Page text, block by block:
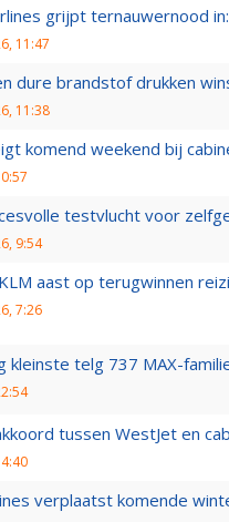
grijpt ternauwernood
11:47
dure brandstof drukken
11:38
komend weekend bij
testvlucht voor
9:54
aast op terugwinnen
7:26
kleinste telg 737 MAX-
tussen WestJet en
verplaatst komende